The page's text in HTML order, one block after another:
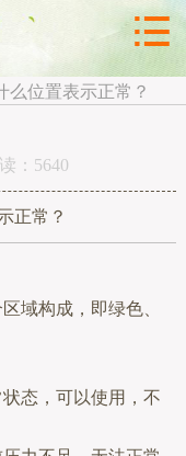


么位置表示正常？
：5640
正常？
域构成，即绿色、
态，可以使用，不